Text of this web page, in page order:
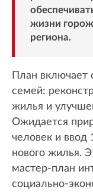
жизни
региона.
План включает
семей:
жилья и
Ожидается
человек и ввод
нового жилья.
мастер-план
социально-